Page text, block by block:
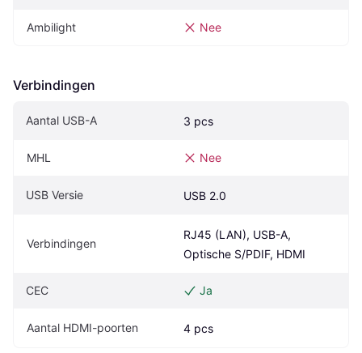
Ambilight Nee
Verbindingen
Aantal USB-A 3 pcs
MHL Nee
USB Versie USB 2.0
Verbindingen
RJ45 (LAN), USB-A,
Optische S/PDIF, HDMI
CEC Ja
Aantal HDMI-poorten 4 pcs